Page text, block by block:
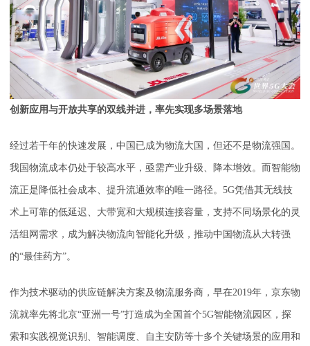
创新应用与开放共享的双线并进，率先实现多场景落地
经过若干年的快速发展，中国已成为物流大国，但还不是物流强国。
我国物流成本仍处于较高水平，亟需产业升级、降本增效。而智能物
流正是降低社会成本、提升流通效率的唯一路径。5G凭借其无线技
术上可靠的低延迟、大带宽和大规模连接容量，支持不同场景化的灵
活组网需求，成为解决物流向智能化升级，推动中国物流从大转强
的“最佳药方”。
作为技术驱动的供应链解决方案及物流服务商，早在2019年，京东物
流就率先将北京“亚洲一号”打造成为全国首个5G智能物流园区，探
索和实践视觉识别、智能调度、自主安防等十多个关键场景的应用和